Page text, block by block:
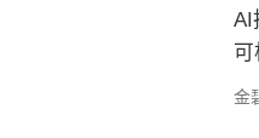
AI
可
金